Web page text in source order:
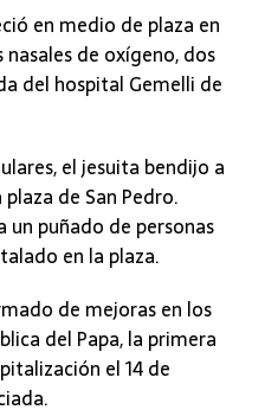
en medio de plaza en
de oxígeno, dos
del hospital Gemelli de
el jesuita bendijo a
de San Pedro.
un puñado de personas
en la plaza.
de mejoras en los
del Papa, la primera
el 14 de